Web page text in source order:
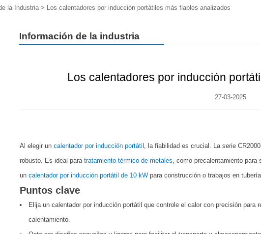
la Industria> Los calentadores por inducción portátiles más fiables analizados
Información de la industria
Los calentadores por inducción
27-03-2025
Al elegir un calentador por inducción portátil
, la fiabilidad es crucial. La serie
robusto. Es ideal para tratamiento térmico de metales , como precalentamiento
un calentador por inducción portátil de 10 kWpara construcción o trabajos en
Puntos clave
Elija un calentador por inducción portátil que controle el calor con precisión para
calentamiento.